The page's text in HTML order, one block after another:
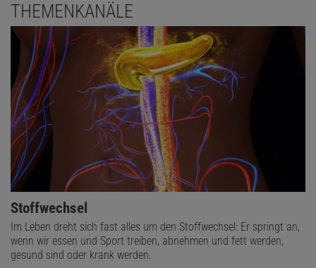
THEMENKANÄLE
Stoffwechsel
Im Leben dreht sich fast alles um den Stoffwechsel: Er springt an,
wenn wir essen und Sport treiben, abnehmen und fett werden,
gesund sind oder krank werden.